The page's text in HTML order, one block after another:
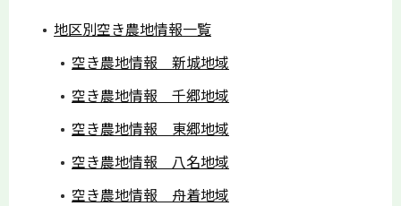
地区別空き農地情報一覧
空き農地情報 新城地域
空き農地情報 千郷地域
空き農地情報 東郷地域
空き農地情報 八名地域
空き農地情報 舟着地域